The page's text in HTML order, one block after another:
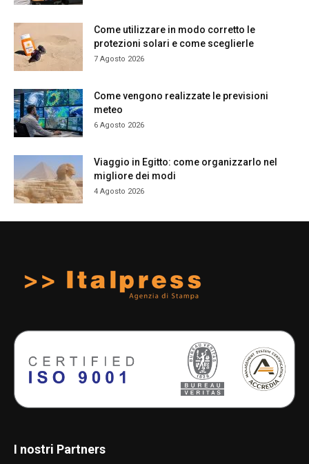
Come utilizzare in modo corretto le
protezioni solari e come sceglierle
7 Agosto 2026
Come vengono realizzate le previsioni
meteo
6 Agosto 2026
Viaggio in Egitto: come organizzarlo nel
migliore dei modi
4 Agosto 2026
I nostri Partners